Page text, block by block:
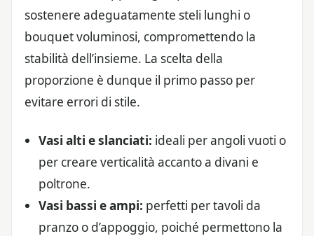
sostenere adeguatamente steli lunghi o
bouquet voluminosi, compromettendo la
stabilità dell’insieme. La scelta della
proporzione è dunque il primo passo per
evitare errori di stile.
Vasi alti e slanciati: ideali per angoli vuoti o
per creare verticalità accanto a divani e
poltrone.
Vasi bassi e ampi: perfetti per tavoli da
pranzo o d’appoggio, poiché permettono la